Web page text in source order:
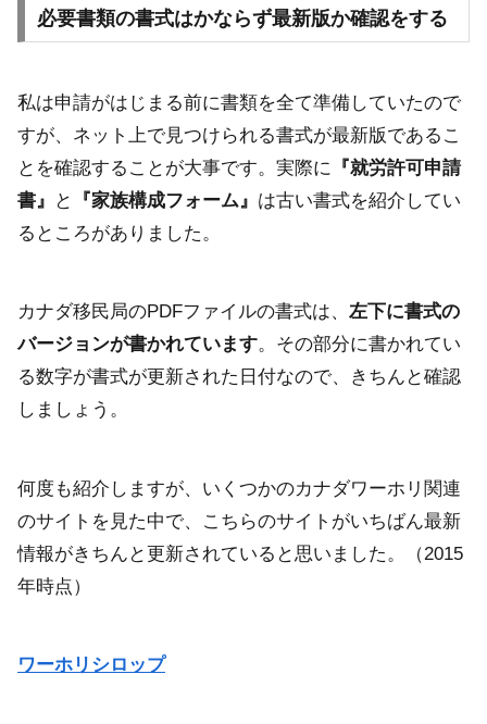
必要書類の書式はかならず最新版か確認をする
私は申請がはじまる前に書類を全て準備していたので
すが、ネット上で見つけられる書式が最新版であるこ
とを確認することが大事です。実際に 『就労許可申請
書』
と 『家族構成フォーム』 は古い書式を紹介してい
るところがありました。
カナダ移民局のPDFファイルの書式は、 左下に書式の
バージョンが書かれています。その部分に書かれてい
る数字が書式が更新された日付なので、きちんと確認
しましょう。
何度も紹介しますが、いくつかのカナダワーホリ関連
のサイトを見た中で、こちらのサイトがいちばん最新
情報がきちんと更新されていると思いました。（2015
年時点）
ワーホリシロップ